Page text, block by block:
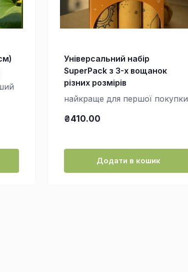
Універсальний набір
SuperPack з 3-х вощанок
різних розмірів
найкраще для першої покупки
₴410.00
Додати в кошик